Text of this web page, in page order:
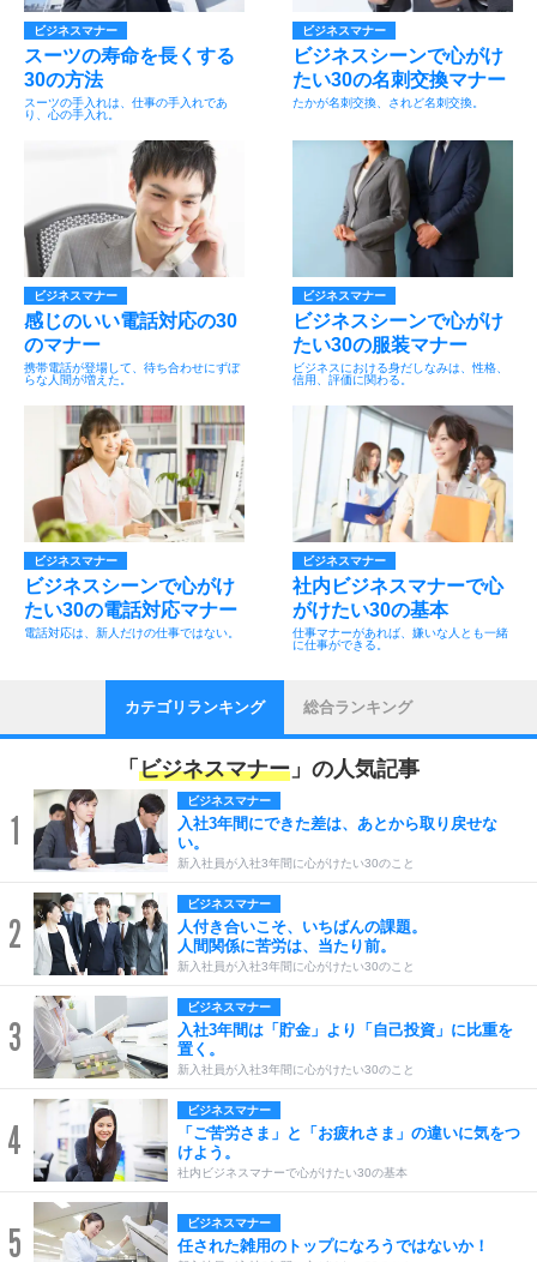
ビジネスマナー
スーツの寿命を長くする
30の方法
スーツの手入れは、仕事の手入れであ
り、心の手入れ。
ビジネスマナー
ビジネスシーンで心がけ
たい30の名刺交換マナー
たかが名刺交換、されど名刺交換。
ビジネスマナー
感じのいい電話対応の30
のマナー
携帯電話が登場して、待ち合わせにずぼ
らな人間が増えた。
ビジネスマナー
ビジネスシーンで心がけ
たい30の服装マナー
ビジネスにおける身だしなみは、性格、
信用、評価に関わる。
ビジネスマナー
ビジネスシーンで心がけ
たい30の電話対応マナー
電話対応は、新人だけの仕事ではない。
ビジネスマナー
社内ビジネスマナーで心
がけたい30の基本
仕事マナーがあれば、嫌いな人とも一緒
に仕事ができる。
カテゴリランキング 総合ランキング
「 ビジネスマナー 」の人気記事
1
ビジネスマナー
入社3年間にできた差は、あとから取り戻せな
い。
新入社員が入社3年間に心がけたい30のこと
2
ビジネスマナー
人付き合いこそ、いちばんの課題。
人間関係に苦労は、当たり前。
新入社員が入社3年間に心がけたい30のこと
3
ビジネスマナー
入社3年間は「貯金」より「自己投資」に比重を
置く。
新入社員が入社3年間に心がけたい30のこと
4
ビジネスマナー
「ご苦労さま」と「お疲れさま」の違いに気をつ
けよう。
社内ビジネスマナーで心がけたい30の基本
5 ビジネスマナー
任された雑用のトップになろうではないか！